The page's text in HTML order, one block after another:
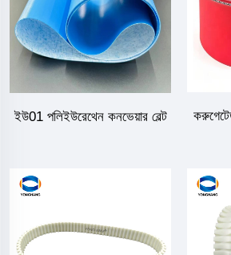
ইউ01 পলিইউরেথেন কনভেয়ার বেল্ট